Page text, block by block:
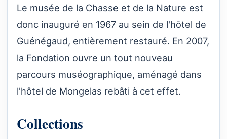
Le musée de la Chasse et de la Nature est
donc inauguré en 1967 au sein de l'hôtel de
Guénégaud, entièrement restauré. En 2007,
la Fondation ouvre un tout nouveau
parcours muséographique, aménagé dans
l'hôtel de Mongelas rebâti à cet effet.
Collections